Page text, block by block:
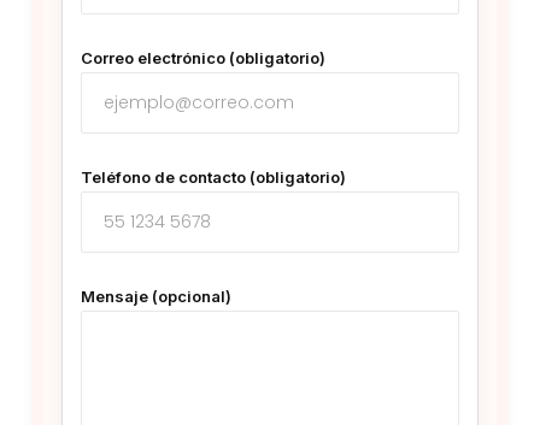
Correo electrónico (obligatorio)
Teléfono de contacto (obligatorio)
Mensaje (opcional)